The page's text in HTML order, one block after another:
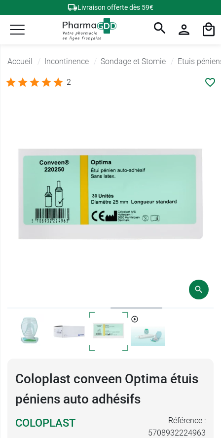
Livraison offerte dès 59€
Accueil Incontinence Sondage et Stomie Etuis
2
Coloplast conveen Optima étuis
péniens auto adhésifs
COLOPLAST
Référence :
5708932224963